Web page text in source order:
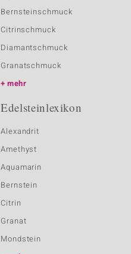
Bernsteinschmuck
Citrinschmuck
Diamantschmuck
Granatschmuck
mehr
Edelsteinlexikon
Alexandrit
Amethyst
Aquamarin
Bernstein
Citrin
Granat
Mondstein